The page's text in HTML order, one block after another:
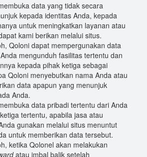
data yang tidak secara
kepada identitas Anda, kepada
untuk meningkatkan layanan atau
kami berikan melalui situs.
Qoloni dapat mempergunakan data
mengunduh fasilitas tertentu dan
kepada pihak ketiga sebagai
Qoloni menyebutkan nama Anda atau
data apapun yang menunjuk
Anda.
data pribadi tertentu dari Anda
tertentu, apabila jasa atau
gunakan melalui situs menuntut
untuk memberikan data tersebut.
ketika Qolonel akan melakukan
atau imbal balik setelah